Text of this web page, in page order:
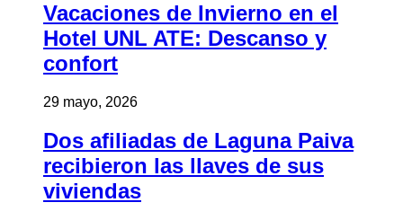
Vacaciones de Invierno en el
Hotel UNL ATE: Descanso y
confort
29 mayo, 2026
Dos afiliadas de Laguna Paiva
recibieron las llaves de sus
viviendas